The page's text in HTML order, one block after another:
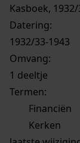
Kasboek,
Datering:
1932/33-1943
Omvang:
1 deeltje
Termen:
Financiën
Kerken